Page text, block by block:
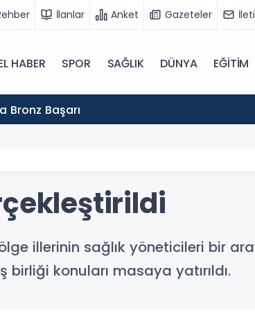
İlanlar Anket Gazeteler
HABER SPOR SAĞLIK DÜNYA EĞİTİM
Bronz Başarı
illerinin sağlık yöneticileri bir
konuları masaya yatırıldı.